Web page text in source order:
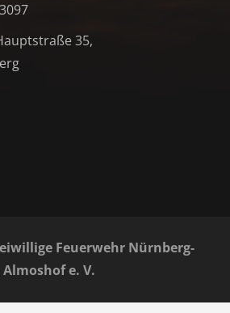
35,
Feuerwehr Nürnberg-
Almoshof e. V.